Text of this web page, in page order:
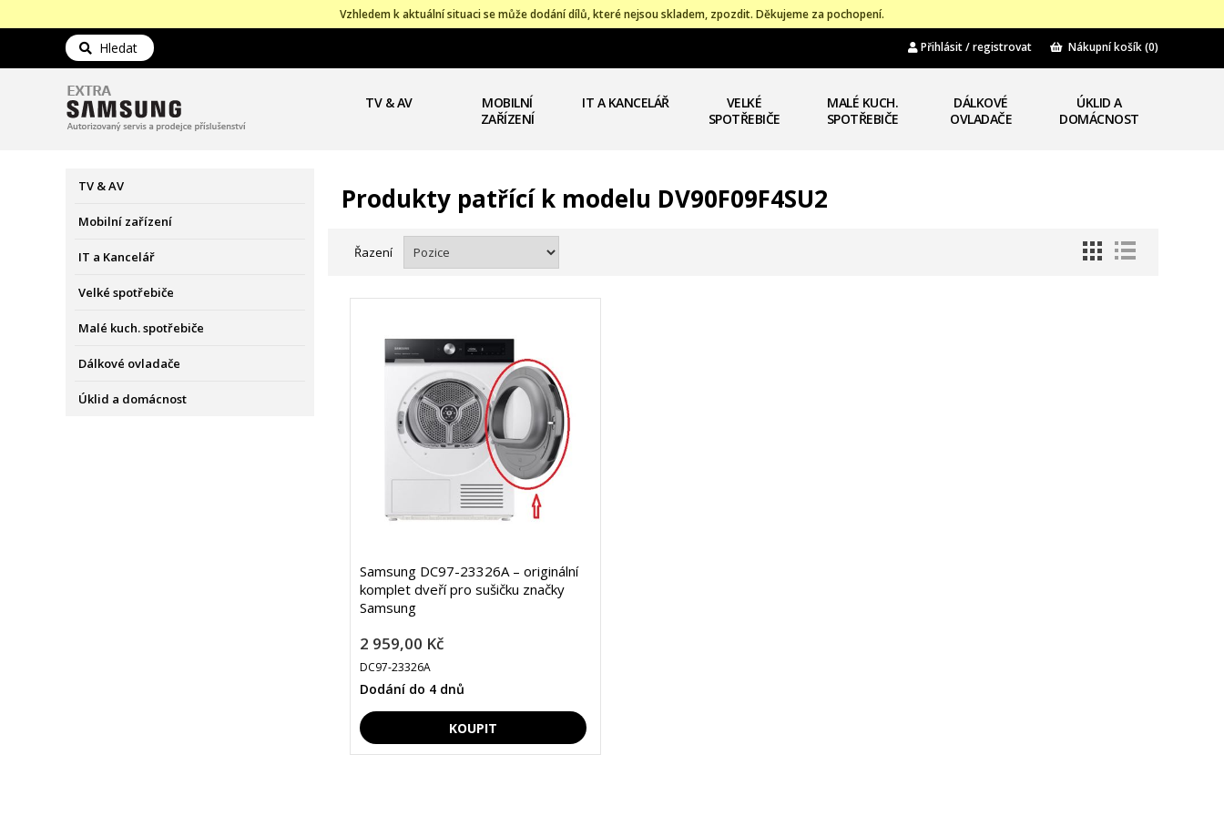
Vzhledem k aktuální situaci se může dodání dílů, které nejsou skladem, zpozdit. Děkujeme za pochopení.
Hledat Přihlásit / registrovat Nákupní košík(0)
TV & AV
MOBILNÍ
ZAŘÍZENÍ
IT A KANCELÁŘ
VELKÉ
SPOTŘEBIČE
MALÉ KUCH.
SPOTŘEBIČE
DÁLKOVÉ
OVLADAČE
ÚKLID A
DOMÁCNOST
TV & AV
Mobilní zařízení
IT a Kancelář
Velké spotřebiče
Malé kuch. spotřebiče
Dálkové ovladače
Úklid a domácnost
Produkty patřící k modelu DV90F09F4SU2
Řazení
Samsung DC97-23326A – originální
komplet dveří pro sušičku značky
Samsung
2 959,00 Kč
DC97-23326A
Dodání do 4 dnů